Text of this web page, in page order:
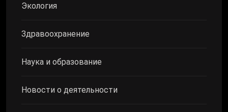
Экология
Здравоохранение
Наука и образование
Новости о деятельности